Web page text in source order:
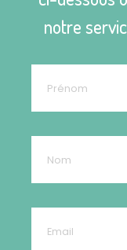
notre